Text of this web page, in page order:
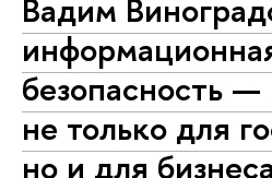
Вадим
безопасность —
не только для
но и для